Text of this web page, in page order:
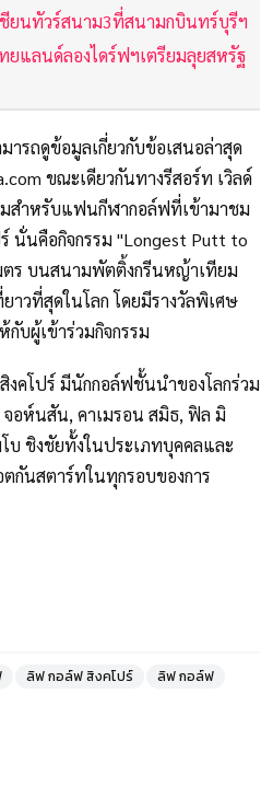
ชียนทัวร์สนาม3ที่สนามกบินทร์บุรีฯ
แลนด์ลองไดร์ฟฯเตรียมลุยสหรัฐ
รถดูข้อมูลเกี่ยวกับข้อเสนอล่าสุด
ขณะเดียวกันทางรีสอร์ท เวิลด์
มสำหรับแฟนกีฬากอล์ฟที่เข้ามาชม
นั่นคือกิจกรรม "Longest Putt to
ตร บนสนามพัตติ้งกรีนหญ้าเทียม
วที่สุดในโลก โดยมีรางวัลพิเศษ
บผู้เข้าร่วมกิจกรรม
คโปร์ มีนักกอล์ฟชั้นนำของโลกร่วม
อห์นสัน, คาเมรอน สมิธ, ฟิล มิ
บ ชิงชัยทั้งในประเภทบุคคลและ
กันสตาร์ทในทุกรอบของการ
ลิฟ กอล์ฟ สิงคโปร์
ลิฟ กอล์ฟ